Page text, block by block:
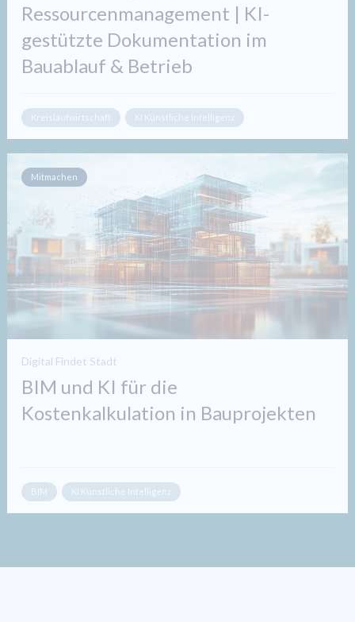
Ressourcenmanagement | KI-
gestützte Dokumentation im
Bauablauf & Betrieb
Kreislaufwirtschaft KI Künstliche Intelligenz
Mitmachen
Digital Findet Stadt
BIM und KI für die
Kostenkalkulation in Bauprojekten​
BIM KI Künstliche Intelligenz